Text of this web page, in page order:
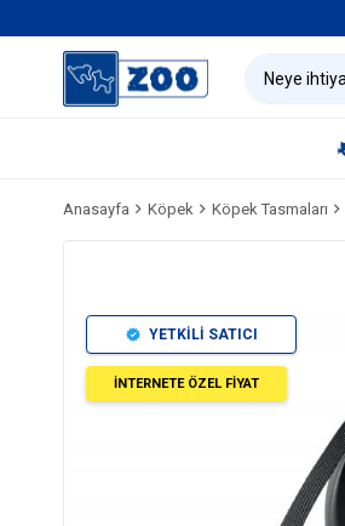
Anasayfa Köpek Köpek Tasmaları
YETKİLİ SATICI
İNTERNETE ÖZEL FİYAT